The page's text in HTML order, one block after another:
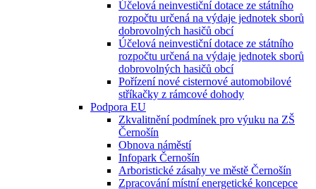
Účelová neinvestiční dotace ze státního
rozpočtu určená na výdaje jednotek sborů
dobrovolných hasičů obcí
Účelová neinvestiční dotace ze státního
rozpočtu určená na výdaje jednotek sborů
dobrovolných hasičů obcí
Pořízení nové cisternové automobilové
stříkačky z rámcové dohody
Podpora EU
Zkvalitnění podmínek pro výuku na ZŠ
Černošín
Obnova náměstí
Infopark Černošín
Arboristické zásahy ve městě Černošín
Zpracování místní energetické koncepce